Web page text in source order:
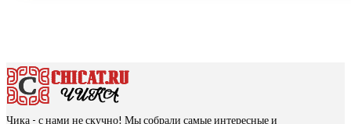
Чика - с нами не скучно! Мы собрали самые интересные и